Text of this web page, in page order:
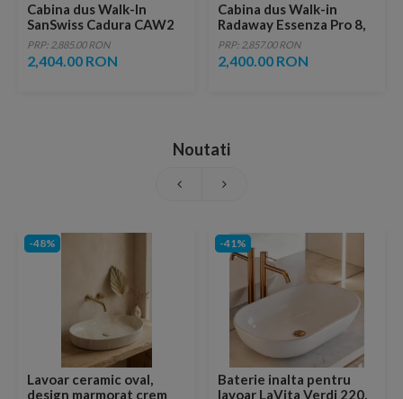
Cabina dus Walk-In
SanSwiss Cadura CAW2
cu usa culisanta 100 x
H200 cm
PRP: 2,885.00 RON
2,404.00 RON
Cabina dus Walk-in
Radaway Essenza Pro 8,
80 x 200 cm, gold
PRP: 2,857.00 RON
2,400.00 RON
Noutati
-48%
Lavoar ceramic oval,
design marmorat crem
-41%
Baterie inalta pentru
lavoar LaVita Verdi 220,